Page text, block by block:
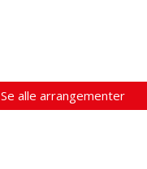
Se alle arrangementer